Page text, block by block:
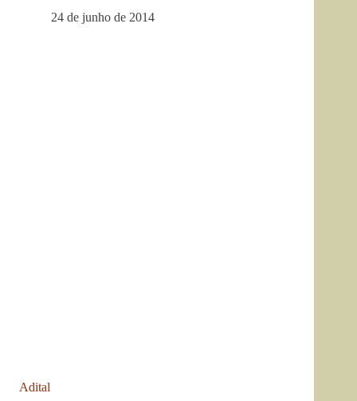
24 de junho de 2014
Adital